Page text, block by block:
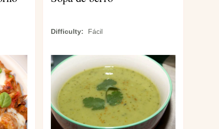
Difficulty Fácil